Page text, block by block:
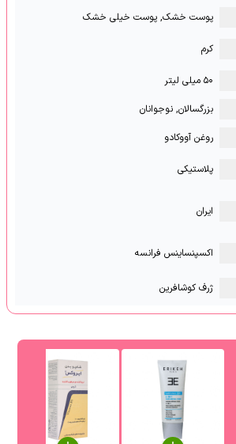
پوست خشک, پوست خیلی خشک
کرم
۵۰ میلی لیتر
بزرگسالان, نوجوانان
روغن آووکادو
پلاستیکی
ایران
اکسپنساینس فرانسه
ژرف کوشافرین